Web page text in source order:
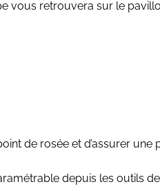
vous retrouvera sur le
de rosée et d’assurer
depuis les outils de